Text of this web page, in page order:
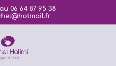
06 64 87 95 38